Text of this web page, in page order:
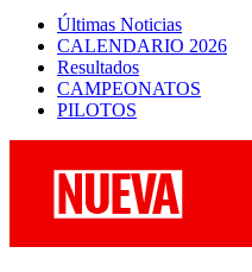
Últimas Noticias
CALENDARIO 2026
Resultados
CAMPEONATOS
PILOTOS